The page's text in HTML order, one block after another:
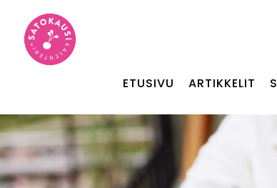
ETUSIVU ARTIKKELIT